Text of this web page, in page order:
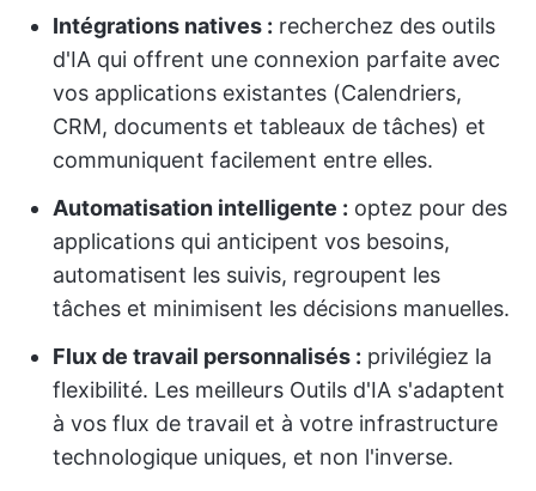
Intégrations natives : recherchez des outils
d'IA qui offrent une connexion parfaite avec
vos applications existantes (Calendriers,
CRM, documents et tableaux de tâches) et
communiquent facilement entre elles.
Automatisation intelligente : optez pour des
applications qui anticipent vos besoins,
automatisent les suivis, regroupent les
tâches et minimisent les décisions manuelles.
Flux de travail personnalisés : privilégiez la
flexibilité. Les meilleurs Outils d'IA s'adaptent
à vos flux de travail et à votre infrastructure
technologique uniques, et non l'inverse.